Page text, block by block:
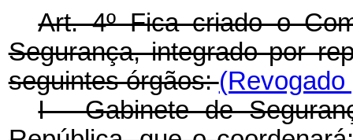
Art. 4º Fica criado o
Segurança, integrado por
seguintes órgãos:(Revogado
I - Gabinete de